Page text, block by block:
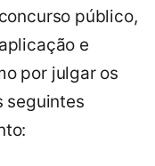
público,
e
por julgar os
seguintes